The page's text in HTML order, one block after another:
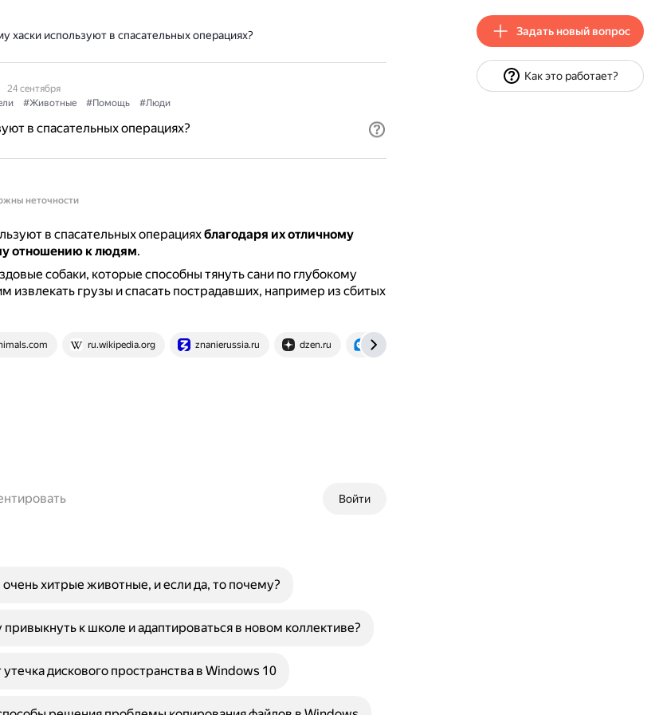
хаски используют в спасательных операциях?
24 сентября
#Животные #Помощь #Люди
в спасательных операциях?
неточности
в спасательных операцияхблагодаря их отличному
отношению к людям.
собаки, которые способны тянуть сани по глубокому
извлекать грузы и спасать пострадавших, например из сбитых
ru.wikipedia.org znanierussia.ru dzen.ru petstory.ru
Войти
хитрые животные, и если да, то почему?
к школе и адаптироваться в новом коллективе?
дискового пространства в Windows 10
Задать новый вопрос
Как это работает?